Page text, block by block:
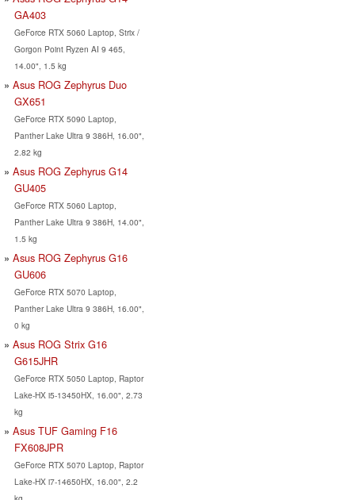
GA403
GeForce RTX 5060 Laptop, Strix /
Gorgon Point Ryzen AI 9 465,
14.00", 1.5 kg
Asus ROG Zephyrus Duo
GX651
GeForce RTX 5090 Laptop,
Panther Lake Ultra 9 386H, 16.00",
2.82 kg
Asus ROG Zephyrus G14
GU405
GeForce RTX 5060 Laptop,
Panther Lake Ultra 9 386H, 14.00",
1.5 kg
Asus ROG Zephyrus G16
GU606
GeForce RTX 5070 Laptop,
Panther Lake Ultra 9 386H, 16.00",
0 kg
Asus ROG Strix G16
G615JHR
GeForce RTX 5050 Laptop, Raptor
Lake-HX i5-13450HX, 16.00", 2.73
kg
Asus TUF Gaming F16
FX608JPR
GeForce RTX 5070 Laptop, Raptor
Lake-HX i7-14650HX, 16.00", 2.2